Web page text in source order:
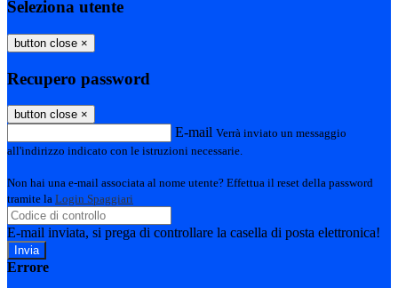
Seleziona utente
button close ×
Recupero password
button close ×
E-mail Verrà inviato un messaggio
all'indirizzo indicato con le istruzioni necessarie.
Non hai una e-mail associata al nome utente? Effettua il reset della password
tramite la Login Spaggiari
E-mail inviata, si prega di controllare la casella di posta elettronica!
Errore